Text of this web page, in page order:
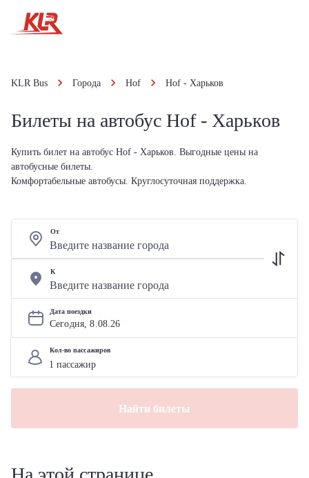
KLR Bus Города Hof Hof - Харьков
Билеты на автобус Hof - Харьков
Купить билет на автобус Hof - Харьков. Выгодные цены на
автобусные билеты.
Комфортабельные автобусы. Круглосуточная поддержка.
От
К
Дата поездки
Сегодня, 8.08.26
Кол-во пассажиров
Найти билеты